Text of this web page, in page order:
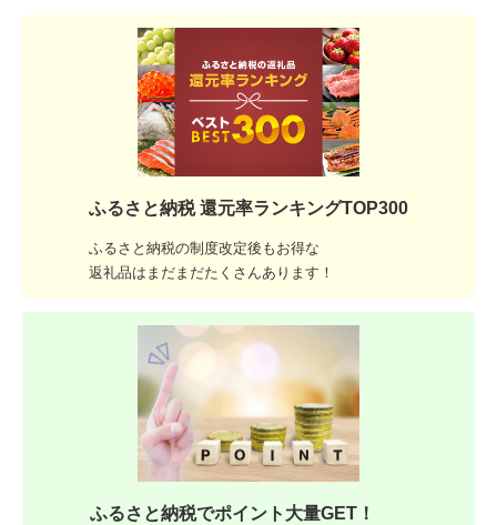
ふるさと納税 還元率ランキングTOP300
ふるさと納税の制度改定後もお得な
返礼品はまだまだたくさんあります！
ふるさと納税でポイント大量GET！